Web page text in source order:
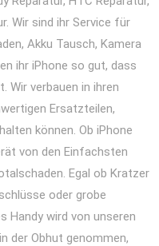
Wir sind ihr Service für
Akku Tausch, Kamera
ihr iPhone so gut, dass
verbauen in ihren
Ersatzteilen,
können. Ob iPhone
von den Einfachsten
Egal ob Kratzer
oder grobe
Handy wird von unseren
der Obhut genommen,